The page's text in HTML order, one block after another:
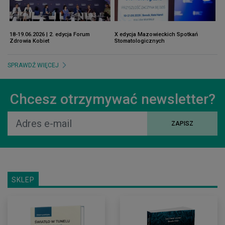
18-19.06.2026 | 2. edycja Forum
Zdrowia Kobiet
X edycja Mazowieckich Spotkań
Stomatologicznych
SPRAWDŹ WIĘCEJ
Chcesz otrzymywać newsletter?
ZAPISZ
SKLEP